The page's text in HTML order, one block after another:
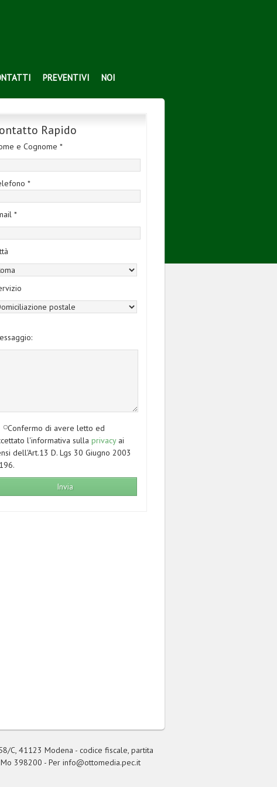
PREVENTIVI NOI
Rapido
e Cognome *
*
*
Confermo di avere letto ed
l'informativa sulla privacyai
dell'Art.13 D. Lgs 30 Giugno 2003
C, 41123 Modena - codice fiscale, partita
398200 - Per info@ottomedia.pec.it